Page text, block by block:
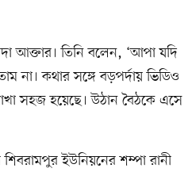
আক্তার। তিনি বলেন, ‘আপা যদি
না। কথার সঙ্গে বড়পর্দায় ভিডিও
সহজ হয়েছে। উঠান বৈঠকে এসে
ইউনিয়নের শম্পা রানী